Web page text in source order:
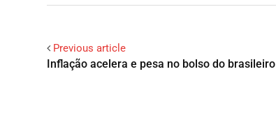
Previous article
Inflação acelera e pesa no bolso do brasileiro